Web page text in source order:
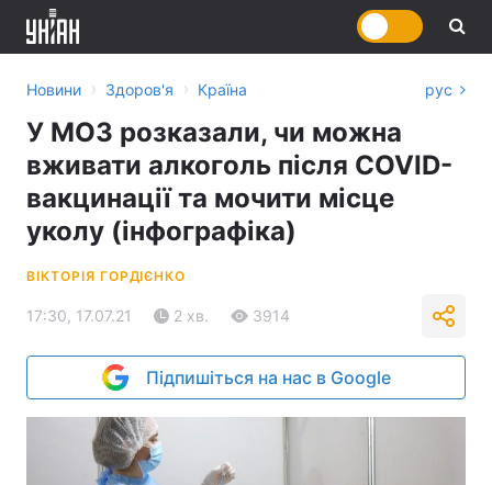
Новини › Здоров'я › Країна рус
У МОЗ розказали, чи можна
вживати алкоголь після COVID-
вакцинації та мочити місце
уколу (інфографіка)
ВІКТОРІЯ ГОРДІЄНКО
17:30, 17.07.21 2 хв. 3914
Підпишіться на нас в Google